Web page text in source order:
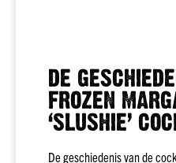
Hamersma
Over
onze
wijnen
DE
FROZEN
‘SLUSHIE’
De geschiedenis van de